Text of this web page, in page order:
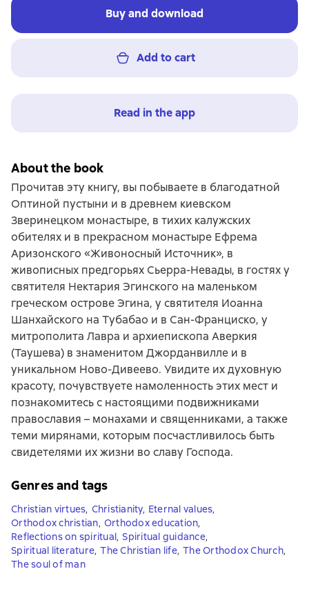
Buy and download
Add to cart
Read in the app
About the book
Прочитав эту книгу, вы побываете в благодатной
Оптиной пустыни и в древнем киевском
Зверинецком монастыре, в тихих калужских
обителях и в прекрасном монастыре Ефрема
Аризонского «Живоносный Источник», в
живописных предгорьях Сьерра-Невады, в гостях у
святителя Нектария Эгинского на маленьком
греческом острове Эгина, у святителя Иоанна
Шанхайского на Тубабао и в Сан-Франциско, у
митрополита Лавра и архиепископа Аверкия
(Таушева) в знаменитом Джорданвилле и в
уникальном Ново-Дивеево. Увидите их духовную
красоту, почувствуете намоленность этих мест и
познакомитесь с настоящими подвижниками
православия – монахами и священниками, а также
теми мирянами, которым посчастливилось быть
свидетелями их жизни во славу Господа.
Genres and tags
Christian virtues, Christianity, Eternal values,
Orthodox christian, Orthodox education,
Reflections on spiritual, Spiritual guidance,
Spiritual literature, The Christian life, The Orthodox Church,
The soul of man